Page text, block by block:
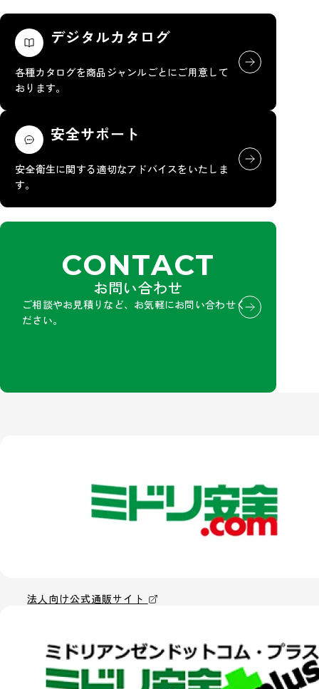
デジタルカタログ
各種カタログを商品ジャンルごとにご用意して
おります。
安全サポート
安全衛生に関する適切なアドバイスをいたしま
す。
CONTACT
お問い合わせ
ご相談やお見積りなど、お気軽にお問い合わせく
ださい。
法人向け公式通販サイト